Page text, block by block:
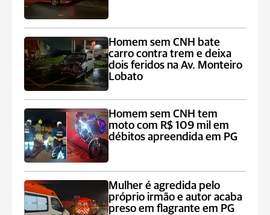
Homem sem CNH bate
carro contra trem e deixa
dois feridos na Av. Monteiro
Lobato
Homem sem CNH tem
moto com R$ 109 mil em
débitos apreendida em PG
Mulher é agredida pelo
próprio irmão e autor acaba
preso em flagrante em PG